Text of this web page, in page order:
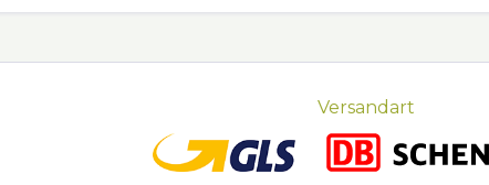
Versandart